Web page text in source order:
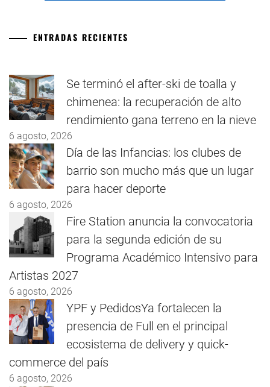
ENTRADAS RECIENTES
Se terminó el after-ski de toalla y
chimenea: la recuperación de alto
rendimiento gana terreno en la nieve
6 agosto, 2026
Día de las Infancias: los clubes de
barrio son mucho más que un lugar
para hacer deporte
6 agosto, 2026
Fire Station anuncia la convocatoria
para la segunda edición de su
Programa Académico Intensivo para
Artistas 2027
6 agosto, 2026
YPF y PedidosYa fortalecen la
presencia de Full en el principal
ecosistema de delivery y quick-
commerce del país
6 agosto, 2026